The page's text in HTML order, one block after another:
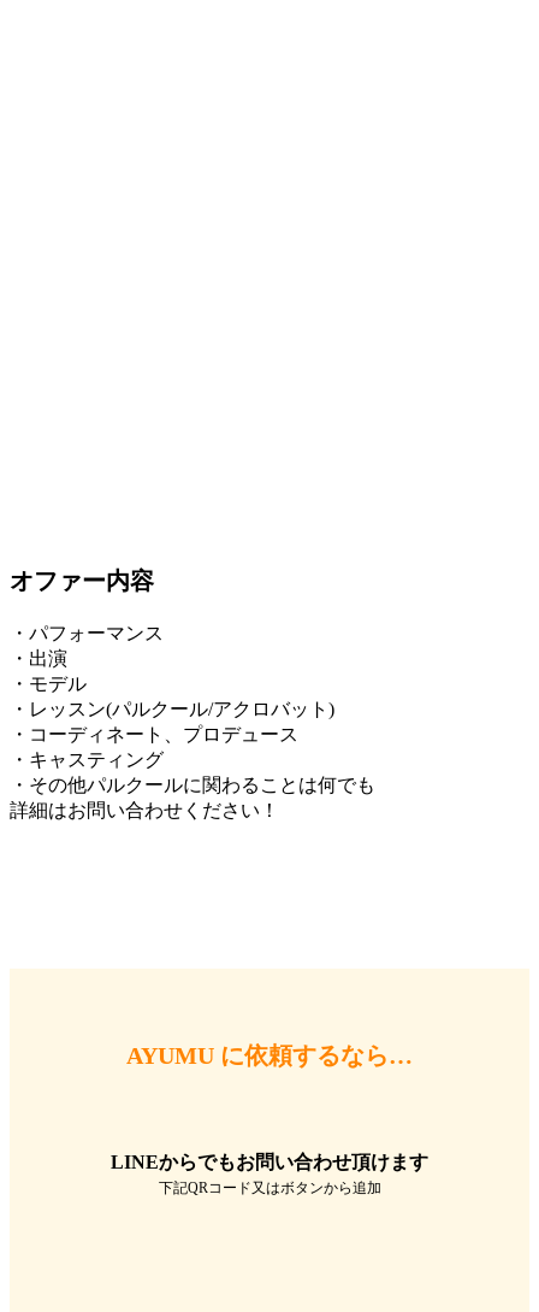
オファー内容
・パフォーマンス
・出演
・モデル
・レッスン(パルクール/アクロバット)
・コーディネート、プロデュース
・キャスティング
・その他パルクールに関わることは何でも
詳細はお問い合わせください！
AYUMU に依頼するなら…
LINEからでもお問い合わせ頂けます
下記QRコード又はボタンから追加